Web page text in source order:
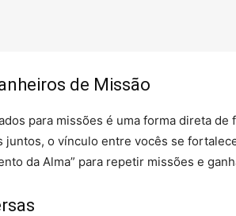
de Missão
para missões é uma forma direta
juntos, o vínculo entre vocês se
da Alma” para repetir missões e